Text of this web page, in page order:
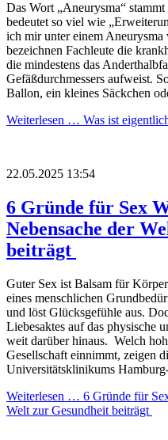
Das Wort „Aneurysma“
bedeutet so viel wie
ich mir unter einem Aneurysma
bezeichnen Fachleute die
die mindestens das
Gefäßdurchmessers aufweist.
Ballon, ein kleines Säckchen
Weiterlesen … Was ist
22.05.2025 13:54
6 Gründe für Sex
Nebensache der
beiträgt
Guter Sex ist Balsam für
eines menschlichen
und löst Glücksgefühle aus.
Liebesaktes auf das physische
weit darüber hinaus. Welch
Gesellschaft einnimmt, zeigen
Universitätsklinikums
Weiterlesen … 6 Gründe für
Welt zur Gesundheit beiträgt